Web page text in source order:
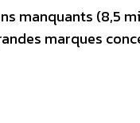
manquants (8,5
marques